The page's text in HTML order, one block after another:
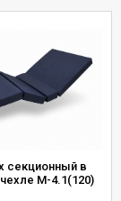
секционный в
М-4.1(120)